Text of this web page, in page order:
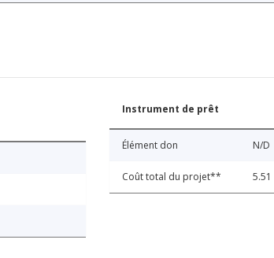
Instrument de prêt
Élément don N/D
Coût total du projet** 5.51